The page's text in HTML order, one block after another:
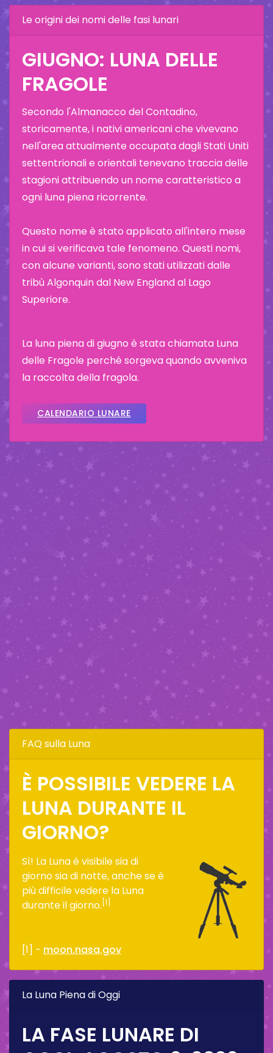
Le origini dei nomi delle fasi lunari
GIUGNO: LUNA DELLE
FRAGOLE
Secondo l'Almanacco del Contadino,
storicamente, i nativi americani che vivevano
nell'area attualmente occupata dagli Stati Uniti
settentrionali e orientali tenevano traccia delle
stagioni attribuendo un nome caratteristico a
ogni luna piena ricorrente.
Questo nome è stato applicato all'intero mese
in cui si verificava tale fenomeno. Questi nomi,
con alcune varianti, sono stati utilizzati dalle
tribù Algonquin dal New England al Lago
Superiore.
La luna piena di giugno è stata chiamata Luna
delle Fragole perché sorgeva quando avveniva
la raccolta della fragola.
CALENDARIO LUNARE
FAQ sulla Luna
È POSSIBILE VEDERE LA
LUNA DURANTE IL
GIORNO?
Sì! La Luna è visibile sia di
giorno sia di notte, anche se è
più difficile vedere la Luna
durante il giorno. [1]
[1] - moon.nasa.gov
La Luna Piena di Oggi
LA FASE LUNARE DI